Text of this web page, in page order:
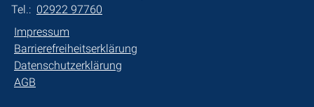
Tel.: 02922 97760
Impressum
Barrierefreiheitserklärung
Datenschutzerklärung
AGB